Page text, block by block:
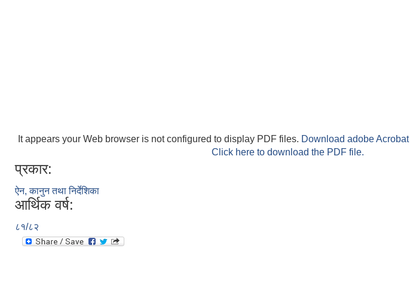
It appears your Web browser is not configured to display PDF files. Download adobe Acrobat
Click here to download the PDF file.
प्रकार:
ऐन, कानुन तथा निर्देशिका
आर्थिक वर्ष:
८१/८२